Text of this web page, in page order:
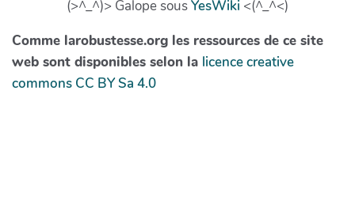
(>^_^)> Galope sousYesWiki <(^_^<)
Comme larobustesse.org les ressources de ce site
web sont disponibles selon la licence creative
commons CC BY Sa 4.0